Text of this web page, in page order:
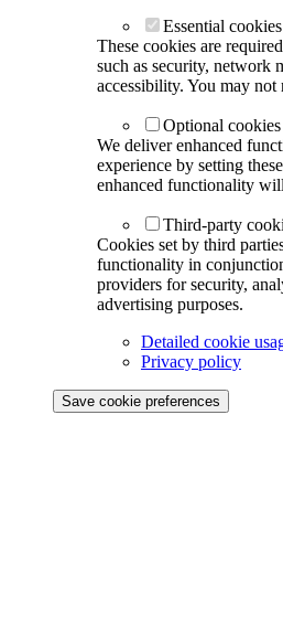
Essential cookies
These cookies are
such as security, network
accessibility. You may not
Optional cookies
We deliver enhanced
experience by setting
enhanced functionality
Third-party
Cookies set by third
functionality in
providers for security,
advertising purposes.
Detailed cookie
Privacy policy
Save cookie preferences